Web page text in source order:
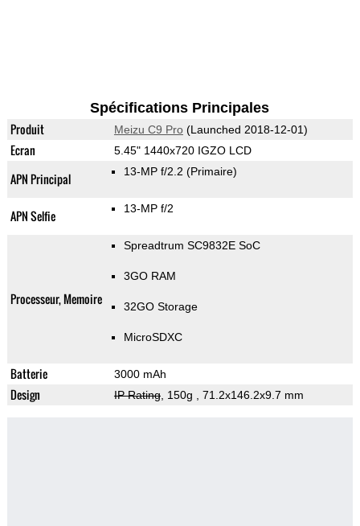
Spécifications Principales
Produit Meizu C9 Pro(Launched 2018-12-01)
Ecran 5.45" 1440x720 IGZO LCD
APN Principal 13-MP f/2.2 (Primaire)
APN Selfie 13-MP f/2
Processeur, Memoire
Spreadtrum SC9832E SoC
3GO RAM
32GO Storage
MicroSDXC
Batterie 3000 mAh
Design IP Rating, 150g , 71.2x146.2x9.7 mm